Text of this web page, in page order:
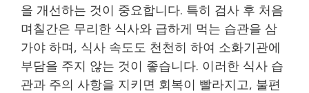
을 개선하는 것이 중요합니다. 특히 검사 후 처음
며칠간은 무리한 식사와 급하게 먹는 습관을 삼
가야 하며, 식사 속도도 천천히 하여 소화기관에
부담을 주지 않는 것이 좋습니다. 이러한 식사 습
관과 주의 사항을 지키면 회복이 빨라지고, 불편